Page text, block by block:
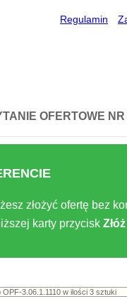
Regulamin
OFERTOWE
złożyć ofertę bez
karty przycisk